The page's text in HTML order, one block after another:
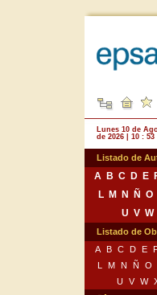
Lunes 10 de
de 2026 | 10 : 53
Listado de
A B C D E
L
M N Ñ O
U V W
Listado de
A
B C D E
L
M N Ñ O
U
V W